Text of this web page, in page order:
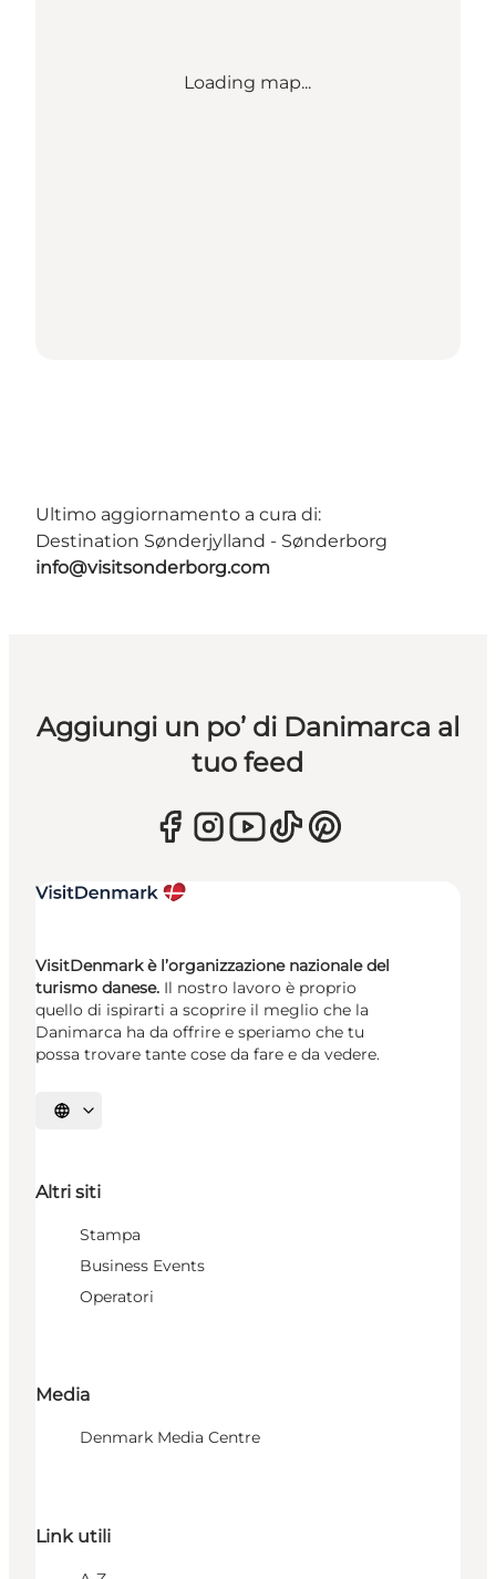
Loading map...
Ultimo aggiornamento a cura di:
Destination Sønderjylland - Sønderborg
info@visitsonderborg.com
Aggiungi un po’ di Danimarca al
tuo feed
VisitDenmark è l’organizzazione nazionale del
turismo danese. Il nostro lavoro è proprio
quello di ispirarti a scoprire il meglio che la
Danimarca ha da offrire e speriamo che tu
possa trovare tante cose da fare e da vedere.
Seleziona la lingua
Altri siti
Stampa
Business Events
Operatori
Media
Denmark Media Centre
Link utili